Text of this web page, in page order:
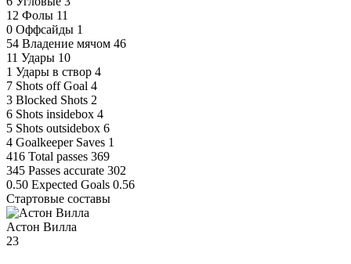
12 Фолы 11
0 Оффсайды 1
54 Владение мячом 46
11 Удары 10
1 Удары в створ 4
7 Shots off Goal 4
3 Blocked Shots 2
6 Shots insidebox 4
5 Shots outsidebox 6
4 Goalkeeper Saves 1
416 Total passes 369
345 Passes accurate 302
0.50 Expected Goals 0.56
Стартовые составы
Астон Вилла
23